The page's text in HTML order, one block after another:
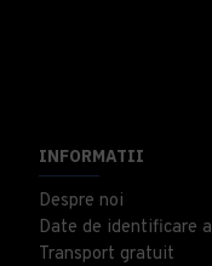
INFORMATII
Despre noi
Date de identificare
Transport gratuit